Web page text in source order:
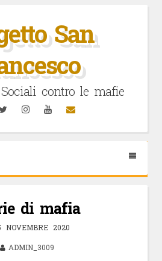
San
contro le mafie
TwitterInstagramYouTubeEmail
di mafia
NOVEMBRE 2020
ADMIN_3009